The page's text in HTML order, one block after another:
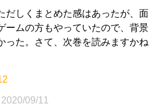
だしくまとめた感はあったが、面
ームの方もやっていたので、背景
った。さて、次巻を読みますかね
2020/09/11